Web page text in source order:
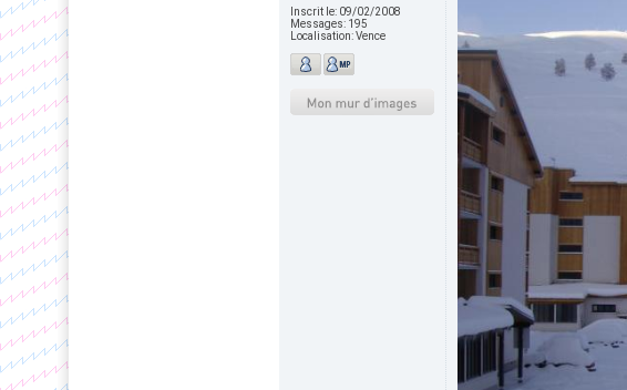
Inscrit le: 09/02/2008
Messages: 195
Localisation:Vence